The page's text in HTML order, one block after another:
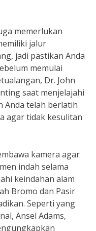
memerlukan
jalur
jadi pastikan Anda
memulai
Dr. John
saat menjelajahi
Anda telah berlatih
agar tidak kesulitan
kamera agar
indah selama
keindahan alam
Bromo dan Pasir
Seperti yang
Ansel Adams,